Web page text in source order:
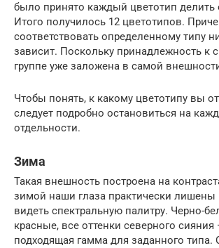
было принято каждый цветотип делить
Итого получилось 12 цветотипов.
соответствовать определенному типу
зависит. Поскольку принадлежность к
группе уже заложена в самой
Чтобы понять, к какому цветотипу вы
следует подробно остановиться на
отдельности.
Зима
Такая внешность построена на
зимой наши глаза практически
видеть спектральную палитру. Черно-
красные, все оттенки северного
подходящая гамма для заданного типа.